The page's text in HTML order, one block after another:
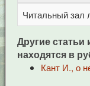
Читальный зал
Другие статьи
находятся в
Кант И., о